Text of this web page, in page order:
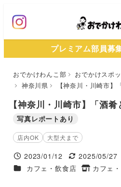
ン
プレミアム部員募
おでかけわんこ部 おでかけスポ
神奈川県
【神奈川・川崎市】
【神奈川・川崎市】「酒肴
写真レポートあり
店内OK 大型犬まで
投稿日
2023/01/12
更新日
2025/05/27
施設ジャンル
カフェ・飲食店
タグ
カフェ